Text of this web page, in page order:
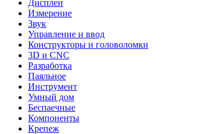
Дисплеи
Измерение
Звук
Управление и ввод
Конструкторы и головоломки
3D и CNC
Разработка
Паяльное
Инструмент
Умный дом
Беспаечные
Компоненты
Крепеж